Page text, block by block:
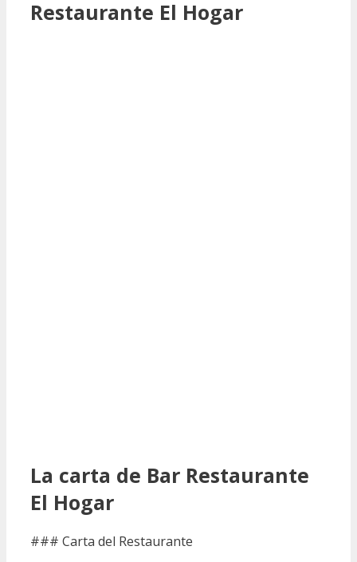
Restaurante El Hogar
La carta de Bar Restaurante
El Hogar
### Carta del Restaurante